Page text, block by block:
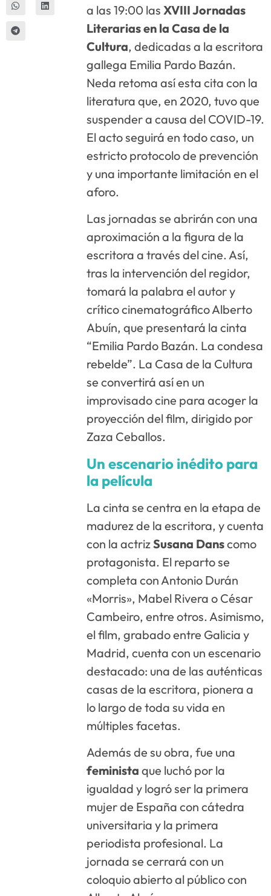
a las 19:00 las XVIII Jornadas
Literarias en la Casa de la
Cultura, dedicadas a la escritora
gallega Emilia Pardo Bazán.
Neda retoma así esta cita con la
literatura que, en 2020, tuvo que
suspender a causa del COVID-19.
El acto seguirá en todo caso, un
estricto protocolo de prevención
y una importante limitación en el
aforo.
Las jornadas se abrirán con una
aproximación a la figura de la
escritora a través del cine. Así,
tras la intervención del regidor,
tomará la palabra el autor y
crítico cinematográfico Alberto
Abuín, que presentará la cinta
“Emilia Pardo Bazán. La condesa
rebelde”. La Casa de la Cultura
se convertirá así en un
improvisado cine para acoger la
proyección del film, dirigido por
Zaza Ceballos.
Un escenario inédito para
la película
La cinta se centra en la etapa de
madurez de la escritora, y cuenta
con la actrizSusana Danscomo
protagonista. El reparto se
completa con Antonio Durán
«Morris», Mabel Rivera o César
Cambeiro, entre otros. Asimismo,
el film, grabado entre Galicia y
Madrid, cuenta con un escenario
destacado: una de las auténticas
casas de la escritora, pionera a
lo largo de toda su vida en
múltiples facetas.
Además de su obra, fue una
feminista que luchó por la
igualdad y logró ser la primera
mujer de España con cátedra
universitaria y la primera
periodista profesional. La
jornada se cerrará con un
coloquio abierto al público con